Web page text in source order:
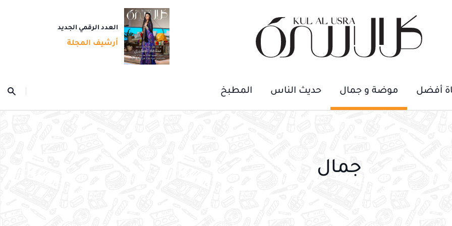
العدد الرقمي الجديد
أرشيف المجلة
أفضل موضة و جمال حديث الناس المطبخ
جمال